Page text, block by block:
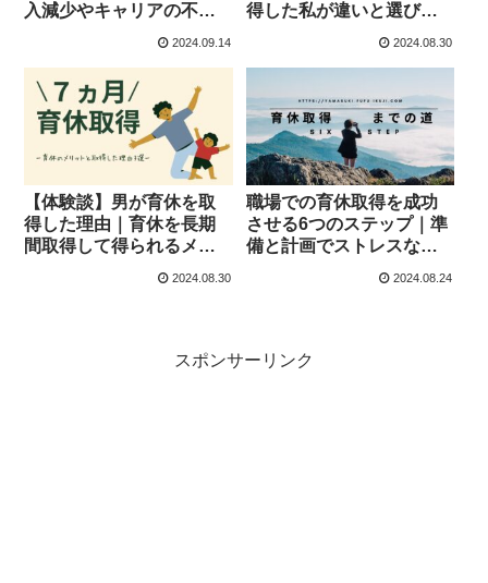
入減少やキャリアの不安
2024.09.14
得した私が違いと選び方
2024.08.30
【体験談】男が育休を取
得した理由｜育休を長期
間取得して得られるメリ
2024.08.30
職場での育休取得を成功
させる6つのステップ｜準
備と計画でストレスなく
2024.08.24
スポンサーリンク